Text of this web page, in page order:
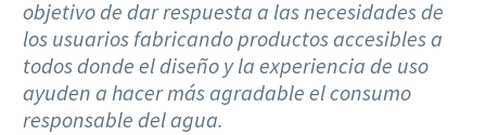
objetivo de dar respuesta a las necesidades de
los usuarios fabricando productos accesibles a
todos donde el diseño y la experiencia de uso
ayuden a hacer más agradable el consumo
responsable del agua.